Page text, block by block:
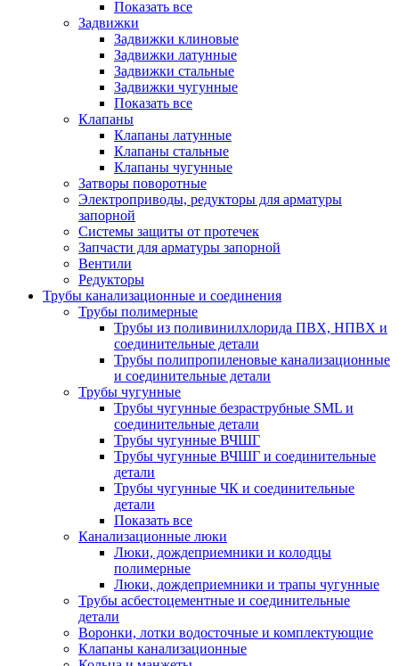
Показать все
Задвижки
Задвижки клиновые
Задвижки латунные
Задвижки стальные
Задвижки чугунные
Показать все
Клапаны
Клапаны латунные
Клапаны стальные
Клапаны чугунные
Затворы поворотные
Электроприводы, редукторы для арматуры
запорной
Системы защиты от протечек
Запчасти для арматуры запорной
Вентили
Редукторы
Трубы канализационные и соединения
Трубы полимерные
Трубы из поливинилхлорида ПВХ, НПВХ и
соединительные детали
Трубы полипропиленовые канализационные
и соединительные детали
Трубы чугунные
Трубы чугунные безраструбные SML и
соединительные детали
Трубы чугунные ВЧШГ
Трубы чугунные ВЧШГ и соединительные
детали
Трубы чугунные ЧК и соединительные
детали
Показать все
Канализационные люки
Люки, дождеприемники и колодцы
полимерные
Люки, дождеприемники и трапы чугунные
Трубы асбестоцементные и соединительные
детали
Воронки, лотки водосточные и комплектующие
Клапаны канализационные